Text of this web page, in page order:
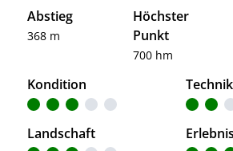
Abstieg
368 m
Höchster
Punkt
700 hm
Kondition Technik
Landschaft Erlebnis